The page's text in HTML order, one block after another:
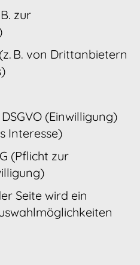
zur
B. von Drittanbietern
(Einwilligung)
Interesse)
(Pflicht zur
Seite wird ein